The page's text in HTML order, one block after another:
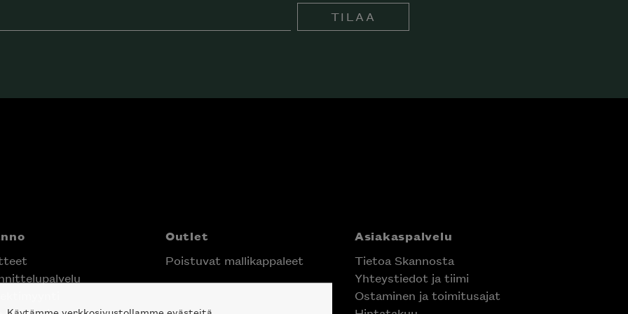
TILAA
Outlet
Poistuvat mallikappaleet
Asiakaspalvelu
Tietoa Skannosta
Yhteystiedot ja tiimi
Ostaminen ja toimitusajat